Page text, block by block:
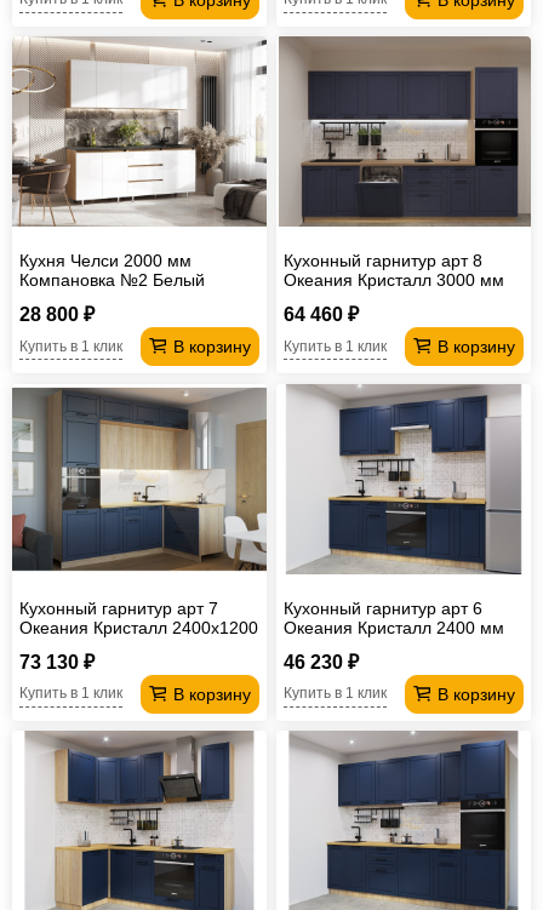
Кухня Челси 2000 мм
Компановка №2 Белый
(Кастилло)
28 800 ₽
В корзину
Купить в 1 клик
Кухонный гарнитур арт 8
Океания Кристалл 3000 мм
64 460 ₽
В корзину
Купить в 1 клик
Кухонный гарнитур арт 7
Океания Кристалл 2400х1200
73 130 ₽
В корзину
Купить в 1 клик
Кухонный гарнитур арт 6
Океания Кристалл 2400 мм
46 230 ₽
В корзину
Купить в 1 клик